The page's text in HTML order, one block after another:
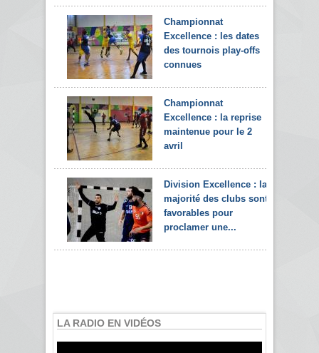
Championnat
Excellence : les dates
des tournois play-offs
connues
Championnat
Excellence : la reprise
maintenue pour le 2
avril
Division Excellence : la
majorité des clubs sont
favorables pour
proclamer une...
LA RADIO EN VIDÉOS